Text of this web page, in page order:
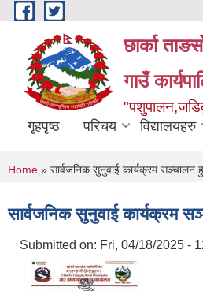
Skip to main content
छार्का
गाउँ
गृहपृष्ठ परिचय विद्यालयहरु
You are here
Home » सार्वजनिक सुनुवाई कार्यक्रम सञ्चालन
सार्वजनिक सुनुवाई कार्यक्रम
Submitted on: Fri, 04/18/2025 -